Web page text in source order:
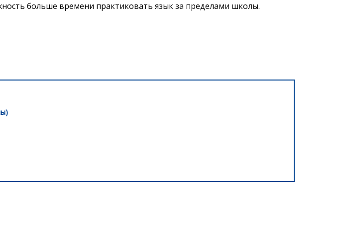
больше времени практиковать язык за пределами школы.